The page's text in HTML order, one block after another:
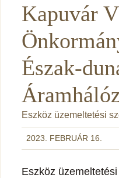
Kapuvár
Észak-
Eszköz üzemeltetési
2023. FEBRUÁR 16.
Eszköz